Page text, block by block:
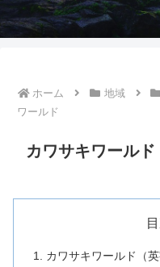
ホーム 地域
ワールド
カワサキワールド
カワサキワールド（